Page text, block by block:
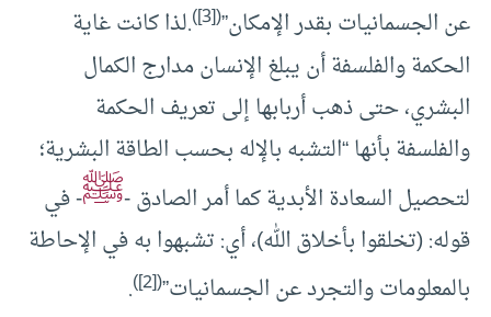
عن الجسمانيات بقدر الإمكان”(
[3]
).لذا كانت غاية
الحكمة والفلسفة أن يبلغ الإنسان مدارج الكمال
البشري، حتى ذهب أربابها إلى تعريف الحكمة
والفلسفة بأنها “التشبه بالإله بحسب الطاقة البشرية؛
لتحصيل السعادة الأبدية كما أمر الصادق -ﷺ- في
قوله: (تخلقوا بأخلاق الله)، أي: تشبهوا به في الإحاطة
بالمعلومات والتجرد عن الجسمانيات”(
[2]
)
.